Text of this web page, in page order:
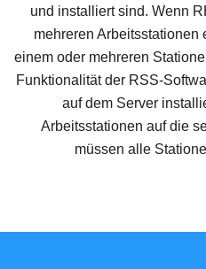
und installiert sind. Wenn
mehreren Arbeitsstationen
einem oder mehreren
Funktionalität der RSS-
auf dem Server
Arbeitsstationen auf die
müssen alle